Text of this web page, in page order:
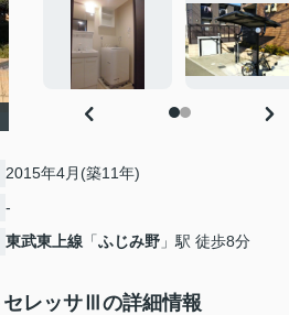
2015年4月(築11年)
-
東武東上線 「ふじみ野 」駅 徒歩8分
セレッサⅢの詳細情報